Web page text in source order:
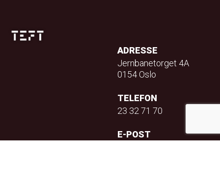
ADRESSE
Jernbanetorget 4A
0154 Oslo
TELEFON
23 32 71 70
E-POST